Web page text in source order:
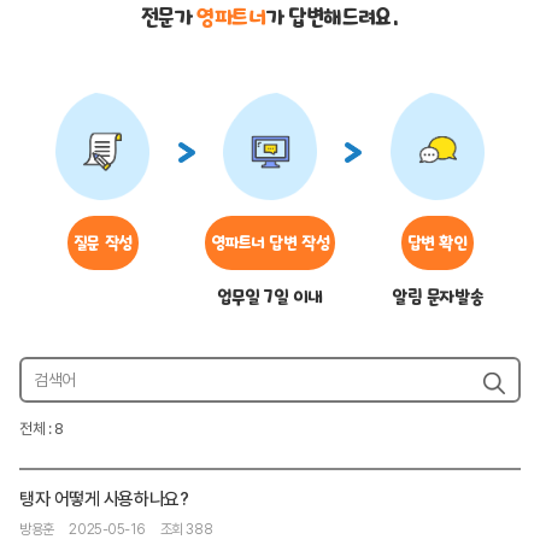
전문가영파트너가 답변해드려요.
질문 작성 영파트너 답변 작성
업무일 7일 이내
답변 확인
알림 문자발송
전체 : 8
탱자 어떻게 사용하나요?
방용훈 2025-05-16 조회 388